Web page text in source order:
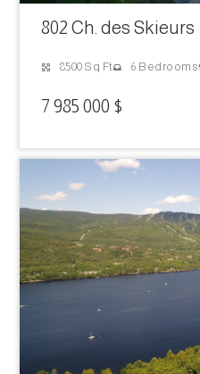
802 Ch. des Skieurs
8500 Sq Ft 6 Bedrooms
7 985 000 $